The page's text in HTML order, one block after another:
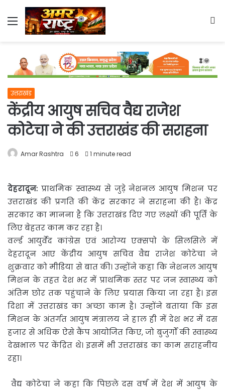
Menu
उत्तराखंड
केंद्रीय आयुष सचिव वैद्य राजेश
कोटेचा ने की उत्तराखंड की सराहना
Amar Rashtra 6 1 minute read
देहरादून: प्राथमिक स्वास्थ्य से जुड़े नेशनल आयुष मिशन पर
उत्तराखंड की प्रगति की केंद्र सरकारने सराहना की है। केंद्र
सरकार का मानना है कि उत्तराखंड दिए गए लक्ष्यों की पूर्ति के
लिए बेहतर काम कर रहा है।
वर्ल्ड आयुर्वेद कांग्रेस एवं आरोग्य एक्सपो के सिलसिले में
देहरादून आए केंद्रीय आयुष सचिव वैद्य राजेश कोटेचा ने
शुक्रवार को मीडिया से बात की। उन्होंने कहा कि नेशनल आयुष
मिशन के तहत देश भर में प्राथमिक स्तर पर जन स्वास्थ्य को
अंतिम छोर तक पहुंचाने के लिए प्रयास किया जा रहा है। इस
दिशा में उत्तराखंड का अच्छा काम है। उन्होंने बताया कि इस
मिशन के अंतर्गत आयुष मंत्रालय ने हाल ही में देश भर में दस
हजार से अधिक ऐसे कैंप आयोजित किए, जो बुजुर्गों की स्वास्थ्य
देखभाल पर केंद्रित थे। इसमें भी उत्तराखंड का काम सराहनीय
रहा।
वैद्य कोटेचा ने कहा कि पिछले दस वर्ष में देश में आयुष के